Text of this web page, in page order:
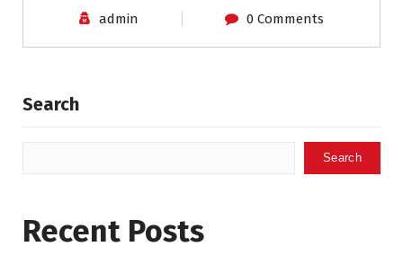
admin 0 Comments
Search
Search
Recent Posts